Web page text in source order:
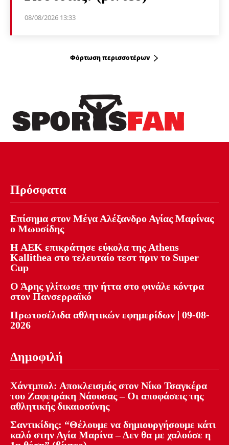
08/08/2026 13:33
Φόρτωση περισσοτέρων
Πρόσφατα
Επίσημα στον Μέγα Αλέξανδρο Αγίας Μαρίνας
ο Μωυσίδης
Η ΑΕΚ επικράτησε εύκολα της Athens
Kallithea στο τελευταίο τεστ πριν το Super
Cup
Ο Άρης γλίτωσε την ήττα στο φινάλε κόντρα
στον Πανσερραϊκό
Πρωτοσέλιδα αθλητικών εφημερίδων | 09-08-
2026
Δημοφιλή
Χάντμπολ: Αποκλεισμός στον Νίκο Τσαγκέρα
του Ζαφειράκη Νάουσας – Οι αποφάσεις της
αθλητικής δικαιοσύνης
Σαντικίδης: “Θέλουμε να δημιουργήσουμε κάτι
καλό στην Αγία Μαρίνα – Δεν θα με χαλούσε η